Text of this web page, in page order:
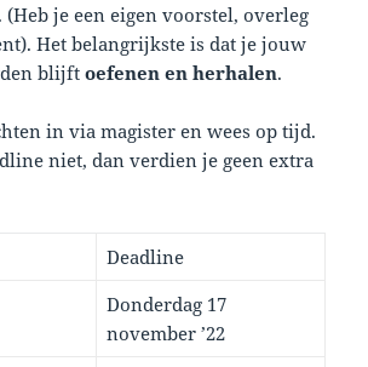
. (Heb je een eigen voorstel, overleg
Het belangrijkste is dat je jouw
blijftoefenen en herhalen.
in via magister en wees op tijd.
niet, dan verdien je geen extra
Deadline
Donderdag 17
november ’22